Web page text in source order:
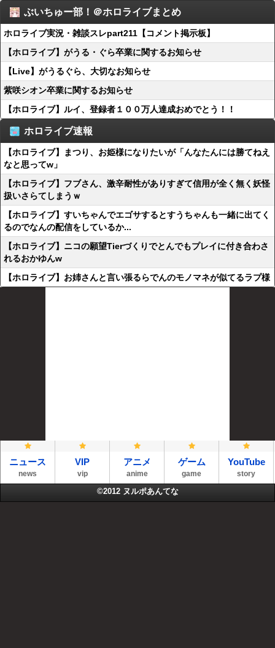
ぶいちゅー部！＠ホロライブまとめ
ホロライブ実況・雑談スレpart211【コメント掲示板】
【ホロライブ】がうる・ぐら卒業に関するお知らせ
【Live】がうるぐら、大切なお知らせ
紫咲シオン卒業に関するお知らせ
【ホロライブ】ルイ、登録者１００万人達成おめでとう！！
ホロライブ速報
【ホロライブ】まつり、お姫様になりたいが「んなたんには勝てねえ
なと思ってw」
【ホロライブ】フブさん、激辛耐性がありすぎて信用が全く無く妖怪
扱いさらてしまうｗ
【ホロライブ】すいちゃんでエゴサするとすうちゃんも一緒に出てく
るのでなんの配信をしているか...
【ホロライブ】ニコの願望Tierづくりでとんでもプレイに付き合わさ
れるおかゆんw
【ホロライブ】お姉さんと言い張るらでんのモノマネが似てるラプ様
ニュース
news
VIP
vip
アニメ
anime
ゲーム
game
YouTube
story
©2012 ヌルポあんてな